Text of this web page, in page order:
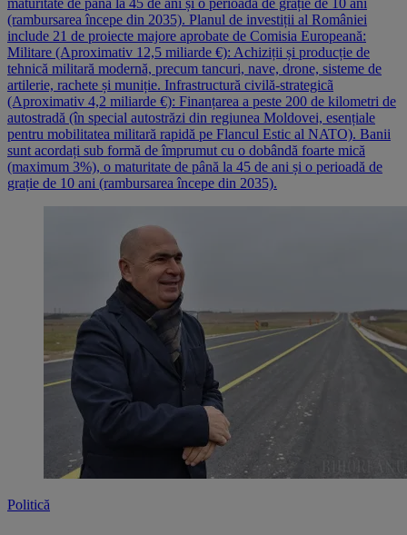
(rambursarea începe din 2035). Planul de investiții al României
include 21 de proiecte majore aprobate de Comisia Europeană:
Militare (Aproximativ 12,5 miliarde €): Achiziții și producție de
tehnică militară modernă, precum tancuri, nave, drone, sisteme de
artilerie, rachete și muniție. Infrastructură civilă-strategicã
(Aproximativ 4,2 miliarde €): Finanțarea a peste 200 de kilometri de
autostradă (în special autostrăzi din regiunea Moldovei, esențiale
pentru mobilitatea militară rapidă pe Flancul Estic al NATO). Banii
sunt acordați sub formă de împrumut cu o dobândă foarte mică
(maximum 3%), o maturitate de până la 45 de ani și o perioadă de
grație de 10 ani (rambursarea începe din 2035).
Politică